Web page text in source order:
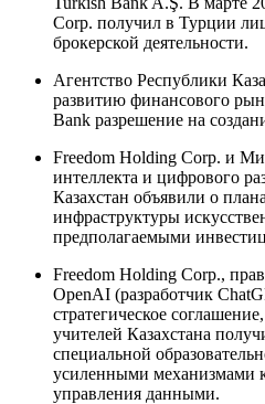
Corp. получил в Турции
брокерской деятельности.
Агентство Республики
развитию финансового
Bank разрешение на
Freedom Holding Corp. и
интеллекта и цифрового
Казахстан объявили о
инфраструктуры
предполагаемыми
Freedom Holding Corp.,
OpenAI (разработчик
стратегическое
учителей Казахстана
специальной
усиленными механизмами
управления данными.